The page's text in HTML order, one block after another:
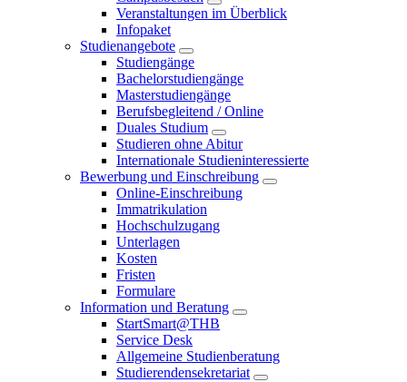
Veranstaltungen im Überblick
Infopaket
Studienangebote
Studiengänge
Bachelorstudiengänge
Masterstudiengänge
Berufsbegleitend / Online
Duales Studium
Studieren ohne Abitur
Internationale Studieninteressierte
Bewerbung und Einschreibung
Online-Einschreibung
Immatrikulation
Hochschulzugang
Unterlagen
Kosten
Fristen
Formulare
Information und Beratung
StartSmart@THB
Service Desk
Allgemeine Studienberatung
Studierendensekretariat